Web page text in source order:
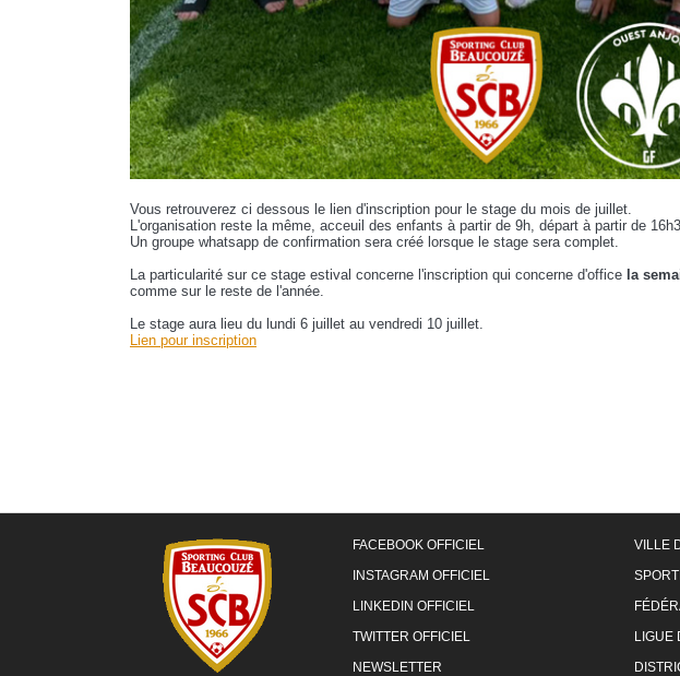
Vous retrouverez ci dessous le lien d'inscription pour le stage du mois de juillet.
L'organisation reste la même, acceuil des enfants à partir de 9h, départ à partir de
Un groupe whatsapp de confirmation sera créé lorsque le stage sera complet.
La particularité sur ce stage estival concerne l'inscription qui concerne d'office la
comme sur le reste de l'année.
Le stage aura lieu du lundi 6 juillet au vendredi 10 juillet.
Lien pour inscription
FACEBOOK OFFICIEL
INSTAGRAM OFFICIEL
LINKEDIN OFFICIEL
TWITTER OFFICIEL
NEWSLETTER
VILLE
LIGUE